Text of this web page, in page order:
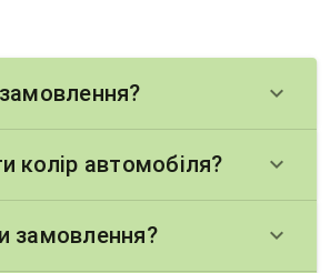
keyboard_arrow_down
колір автомобіля? keyboard_arrow_down
замовлення? keyboard_arrow_down